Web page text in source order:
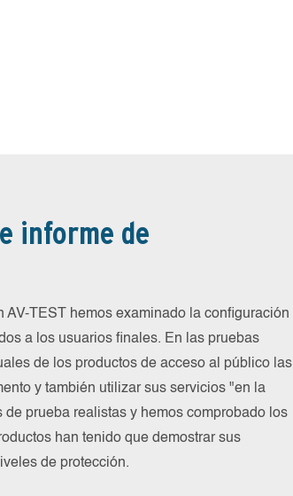
informe de
AV-TEST hemos examinado la configuración
a los usuarios finales. En las pruebas
de los productos de acceso al público las
y también utilizar sus servicios "en la
prueba realistas y hemos comprobado los
han tenido que demostrar sus
de protección.